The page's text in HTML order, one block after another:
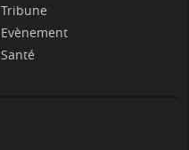
Tribune
Evènement
Santé